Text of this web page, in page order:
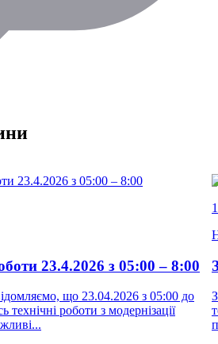
23.4.2026 з 05:00 – 8:00
що 23.04.2026 з 05:00 до
технічні роботи з модернізації